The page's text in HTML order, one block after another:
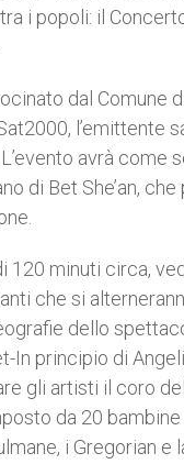
tra i popoli: il
dal Comune
l’emittente
avrà come
di Bet She’an,
120 minuti circa,
che si
dello
In principio di
gli artisti il coro
da 20 bambine
i Gregorian e